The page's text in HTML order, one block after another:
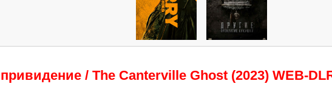
/ The Canterville Ghost (2023) WEB-